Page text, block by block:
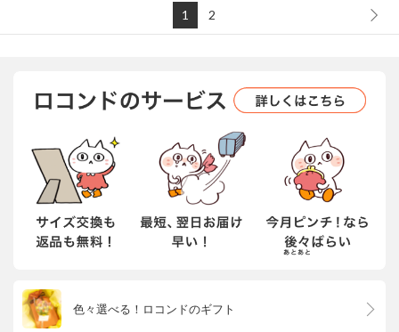
1 2
色々選べる！ロコンドのギフト